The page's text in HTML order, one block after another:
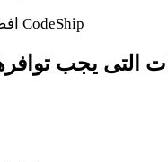
التى يجب